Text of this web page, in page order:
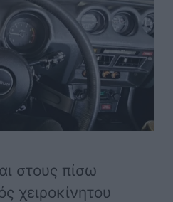
στους πίσω
χειροκίνητου